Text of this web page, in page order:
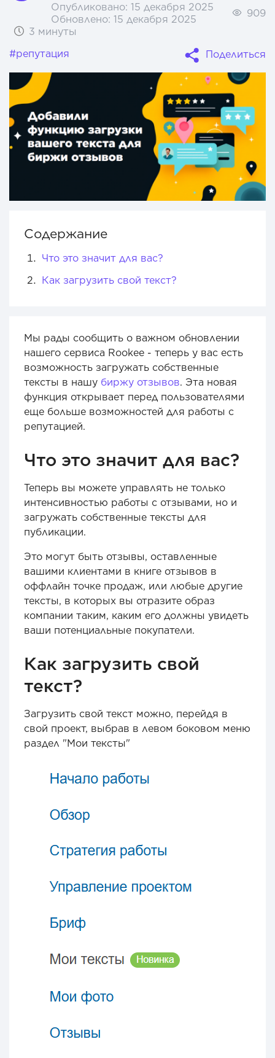
Опубликовано: 15 декабря 2025
Обновлено: 15 декабря 2025
909
3 минуты
#репутация
Поделиться
Содержание
Что это значит для вас?
Как загрузить свой текст?
Мы рады сообщить о важном обновлении
нашего сервиса Rookee - теперь у вас есть
возможность загружать собственные
тексты в нашу биржу отзывов. Эта новая
функция открывает перед пользователями
еще больше возможностей для работы с
репутацией.
Что это значит для вас?
Теперь вы можете управлять не только
интенсивностью работы с отзывами, но и
загружать собственные тексты для
публикации.
Это могут быть отзывы, оставленные
вашими клиентами в книге отзывов в
оффлайн точке продаж, или любые другие
тексты, в которых вы отразите образ
компании таким, каким его должны увидеть
ваши потенциальные покупатели.
Как загрузить свой
текст?
Загрузить свой текст можно, перейдя в
свой проект, выбрав в левом боковом меню
раздел "Мои тексты"